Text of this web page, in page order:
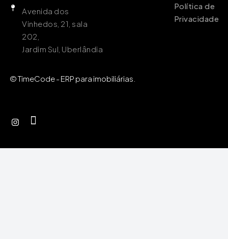
Avenida dos
Vinhedos, 21, sala
202,
Jardim Sul, Uberlândia
Política de
Privacidade
© TimeCode - ERP para imobiliárias.